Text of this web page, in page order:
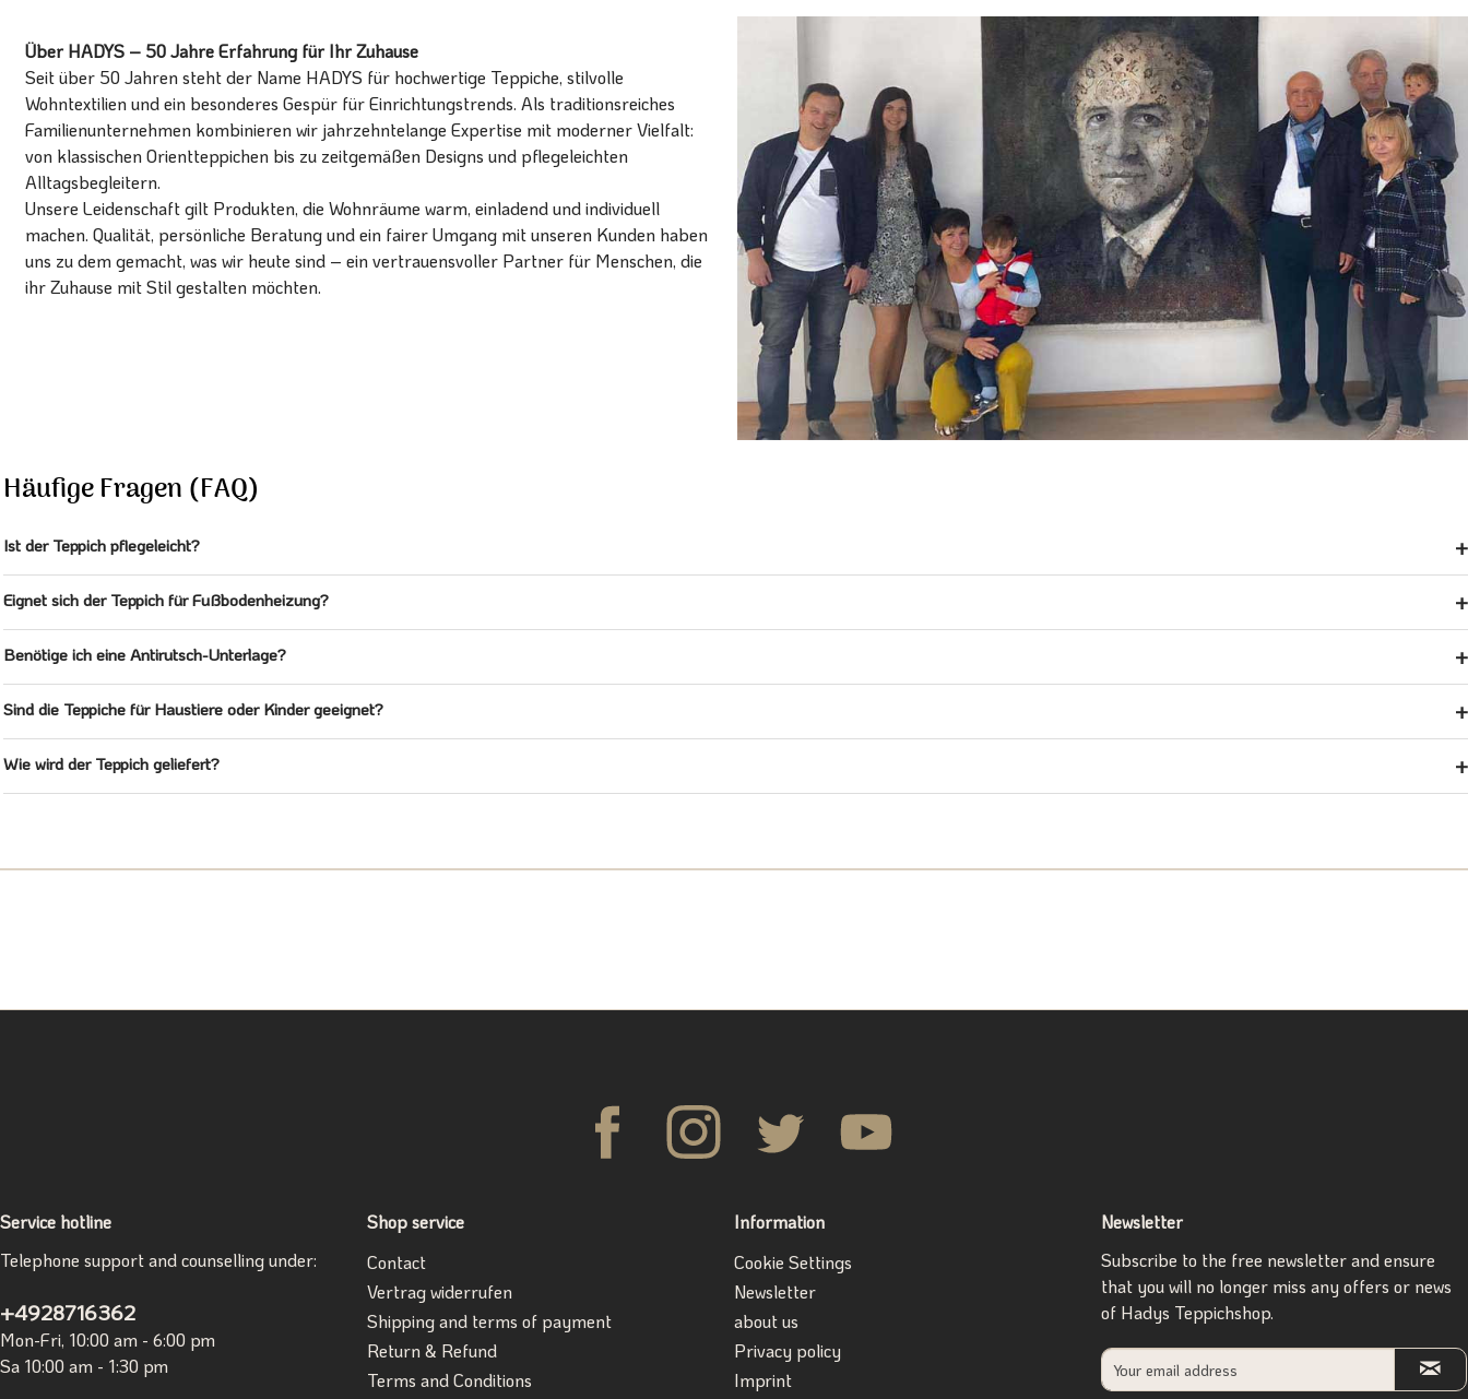
Über HADYS – 50 Jahre Erfahrung für Ihr Zuhause
Seit über 50 Jahren steht der Name HADYS für hochwertige Teppiche, stilvolle
Wohntextilien und ein besonderes Gespür für Einrichtungstrends. Als traditionsreiches
Familienunternehmen kombinieren wir jahrzehntelange Expertise mit moderner Vielfalt:
von klassischen Orientteppichen bis zu zeitgemäßen Designs und pflegeleichten
Alltagsbegleitern.
Unsere Leidenschaft gilt Produkten, die Wohnräume warm, einladend und individuell
machen. Qualität, persönliche Beratung und ein fairer Umgang mit unseren Kunden haben
uns zu dem gemacht, was wir heute sind – ein vertrauensvoller Partner für Menschen, die
ihr Zuhause mit Stil gestalten möchten.
Häufige Fragen (FAQ)
Ist der Teppich pflegeleicht?
Eignet sich der Teppich für Fußbodenheizung?
Benötige ich eine Antirutsch-Unterlage?
Sind die Teppiche für Haustiere oder Kinder geeignet?
Wie wird der Teppich geliefert?
Service hotline
Telephone support and counselling under:
+4928716362
Mon-Fri, 10:00 am - 6:00 pm
Sa 10:00 am - 1:30 pm
Shop service
Contact
Vertrag widerrufen
Shipping and terms of payment
Return & Refund
Terms and Conditions
Information
Cookie Settings
Newsletter
about us
Privacy policy
Imprint
Newsletter
Subscribe to the free newsletter and ensure
that you will no longer miss any offers or news
of Hadys Teppichshop.